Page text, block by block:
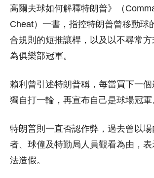
高爾夫球如何解釋特朗普》（
Cheat）一書，指控特朗普曾移動球
合規則的短推讓桿，以及以不尋常
為俱樂部冠軍。
賴利曾引述特朗普稱，每當買下一
獨自打一輪，再宣布自己是球場冠軍
特朗普則一直否認作弊，過去曾以
者、球僮及特勤局人員觀看為由，
法造假。